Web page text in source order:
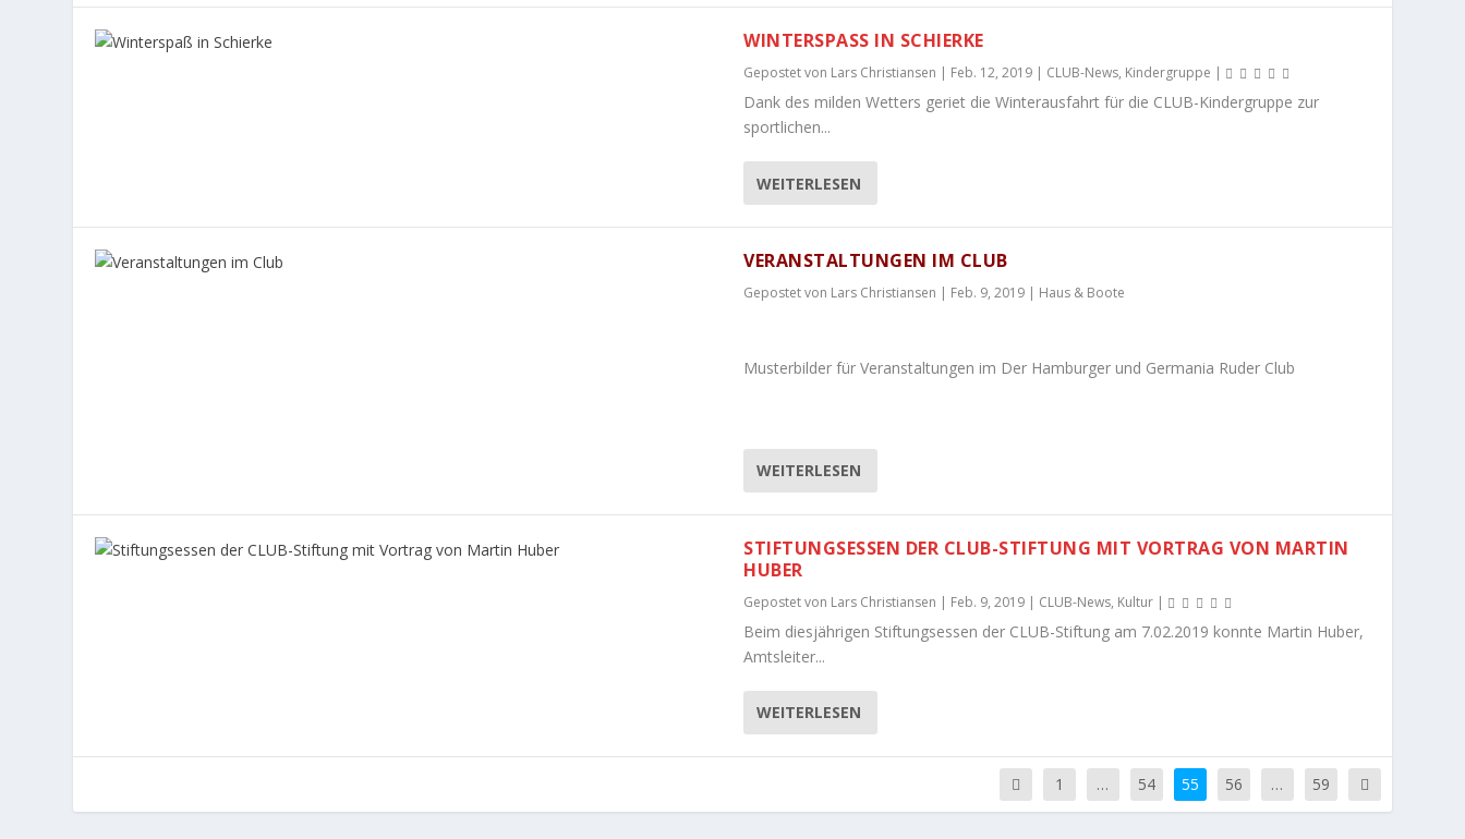
WINTERSPASS IN SCHIERKE
Gepostet von Lars Christiansen | Feb. 12, 2019 | CLUB-News, Kindergruppe |
Dank des milden Wetters geriet die Winterausfahrt für die CLUB-Kindergruppe zur
sportlichen...
WEITERLESEN
VERANSTALTUNGEN IM CLUB
Gepostet von Lars Christiansen | Feb. 9, 2019 | Haus & Boote
Musterbilder für Veranstaltungen im Der Hamburger und Germania Ruder Club
WEITERLESEN
STIFTUNGSESSEN DER CLUB-STIFTUNG MIT VORTRAG VON MARTIN
HUBER
Gepostet von Lars Christiansen | Feb. 9, 2019 | CLUB-News, Kultur |
Beim diesjährigen Stiftungsessen der CLUB-Stiftung am 7.02.2019 konnte Martin Huber,
Amtsleiter...
WEITERLESEN
1 … 54 55 56 … 59